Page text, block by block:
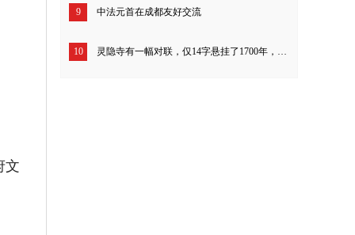
文
9 中法元首在成都友好交流
10 灵隐寺有一幅对联，仅14字悬挂了1700年，开解一切不如意！